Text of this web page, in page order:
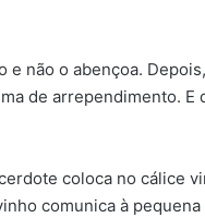
não o abençoa.
de arrependimento. E
coloca no cálice
comunica à